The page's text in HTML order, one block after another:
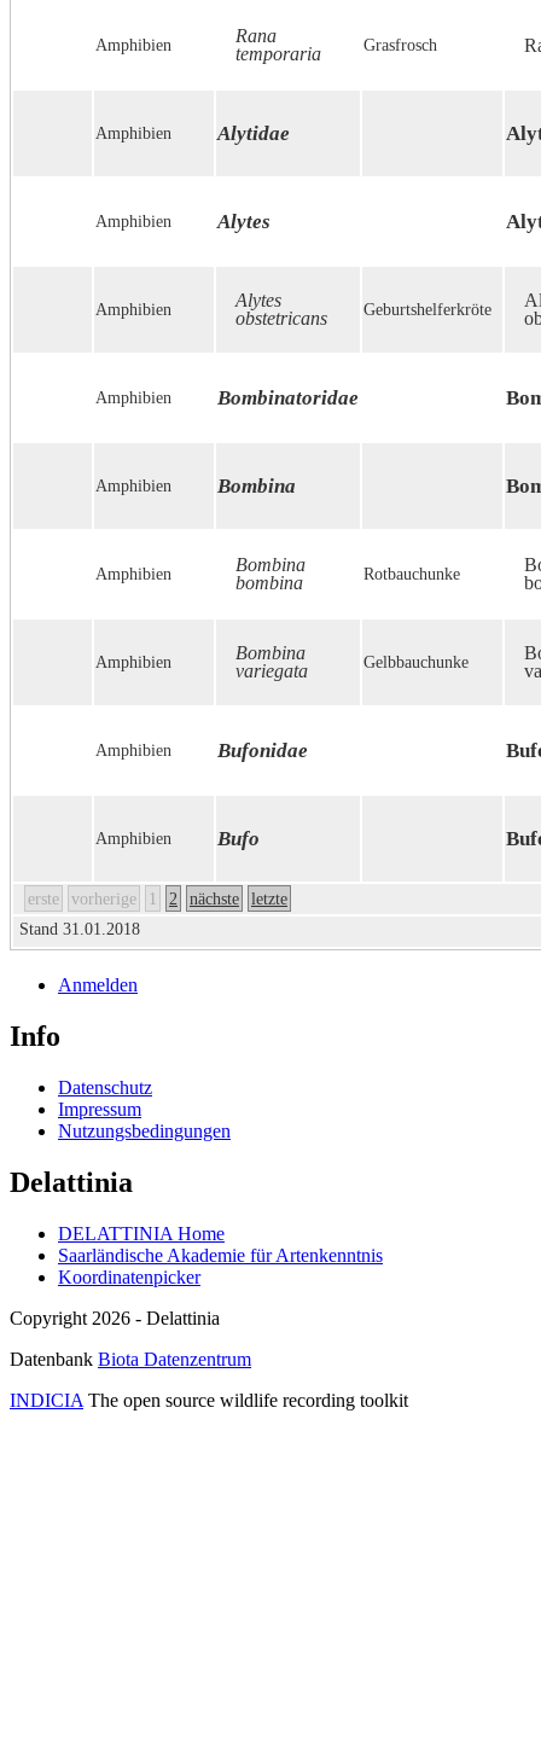
Amphibien
Rana
temporaria
Grasfrosch
Amphibien Alytidae
Amphibien Alytes
Amphibien
Alytes
obstetricans
Geburtshelferkröte
Amphibien Bombinatoridae
Amphibien Bombina
Amphibien
Bombina
bombina
Rotbauchunke
Amphibien
Bombina
variegata
Gelbbauchunke
Amphibien Bufonidae
Amphibien Bufo
erste vorherige 1 2 nächste
letzte
Stand 31.01.2018
Anmelden
Info
Datenschutz
Impressum
Nutzungsbedingungen
Delattinia
DELATTINIA Home
Saarländische Akademie für Artenkenntnis
Koordinatenpicker
Copyright 2026 - Delattinia
Datenbank Biota Datenzentrum
INDICIA The open source wildlife recording toolkit